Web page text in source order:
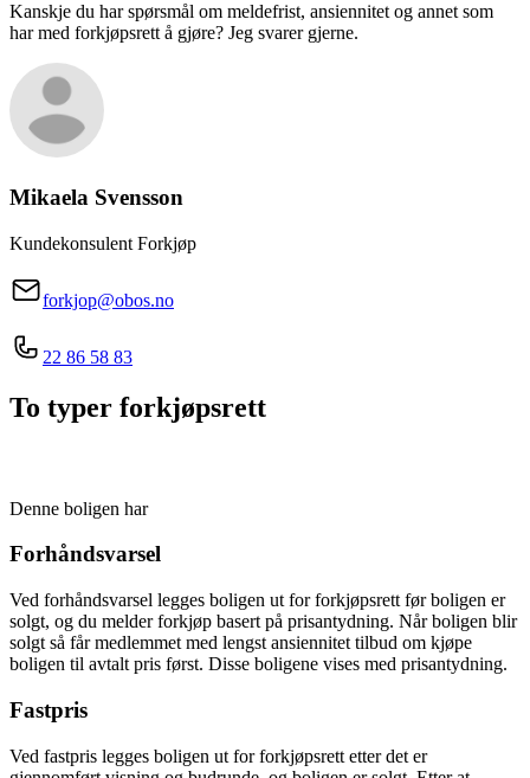
Kanskje du har spørsmål om meldefrist, ansiennitet og annet som
har med forkjøpsrett å gjøre? Jeg svarer gjerne.
Mikaela Svensson
Kundekonsulent Forkjøp
forkjop@obos.no
22 86 58 83
To typer forkjøpsrett
Denne boligen har
Forhåndsvarsel
Ved forhåndsvarsel legges boligen ut for forkjøpsrett før boligen er
solgt, og du melder forkjøp basert på prisantydning. Når boligen blir
solgt så får medlemmet med lengst ansiennitet tilbud om kjøpe
boligen til avtalt pris først. Disse boligene vises med prisantydning.
Fastpris
Ved fastpris legges boligen ut for forkjøpsrett etter det er